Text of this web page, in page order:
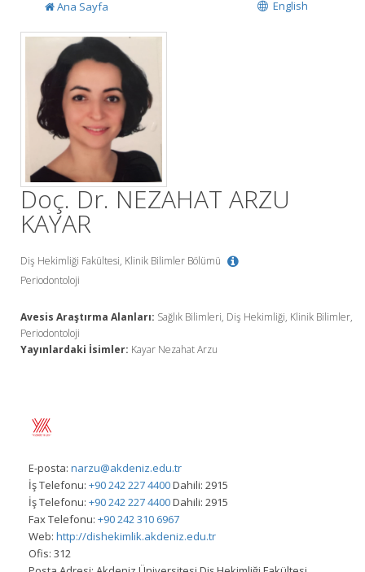
English
Ana Sayfa
Doç. Dr. NEZAHAT ARZU
KAYAR
Diş Hekimliği Fakültesi, Klinik Bilimler Bölümü
Periodontoloji
Avesis Araştırma Alanları: Sağlık Bilimleri, Diş Hekimliği, Klinik Bilimler,
Periodontoloji
Yayınlardaki İsimler: Kayar Nezahat Arzu
E-posta: narzu@akdeniz.edu.tr
İş Telefonu: +90 242 227 4400Dahili: 2915
İş Telefonu: +90 242 227 4400Dahili: 2915
Fax Telefonu: +90 242 310 6967
Web: http://dishekimlik.akdeniz.edu.tr
Ofis: 312